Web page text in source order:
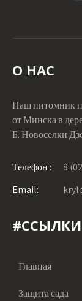
О НАС
Наш питомник
от Минска в
Б. Новоселки
Телефон :
8
Email:
#ССЫЛКИ
Главная
Защита сада